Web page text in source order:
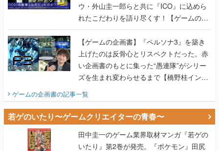
ウ・外山圭一郎らと共に『ICO』に込めら
れたこだわりを語り尽くす！【ゲームの企
画書】
【ゲームの企画書】『ペルソナ3』を築き
上げたのは反骨心とリスペクトだった。赤
い企画書のもとに集った“愚連隊”がシリー
ズを生まれ変わらせるまで【橋野桂インタ
ゲームの企画書の記事一覧
若ゲのいたり〜ゲームクリエイターの青春〜
田中圭一のゲーム業界取材マンガ『若ゲの
いたり』第2巻が発売。『ポケモン』田尻